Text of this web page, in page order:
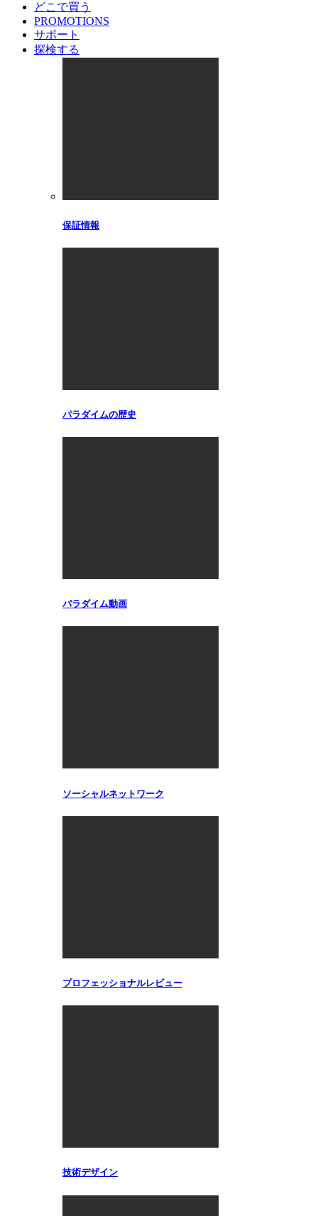
どこで買う
PROMOTIONS
サポート
探検する
保証情報
パラダイムの歴史
パラダイム動画
ソーシャルネットワーク
プロフェッショナルレビュー
技術デザイン